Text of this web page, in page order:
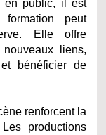
en public, il est
peut
Elle offre
liens,
bénéficier de
renforcent la
productions